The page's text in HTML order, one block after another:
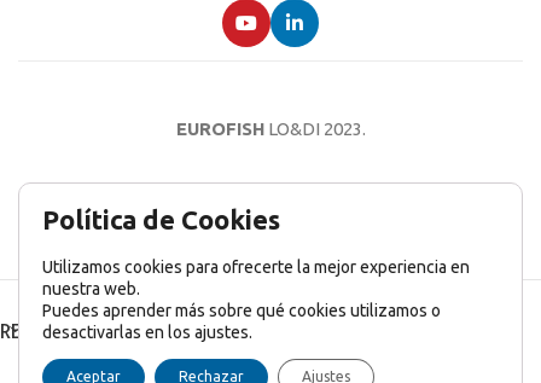
EUROFISHLO&DI 2023.
AVISO LEGAL POLÍTICA DE PRIVACIDAD
RECENT POSTS
Política de Cookies
Utilizamos cookies para ofrecerte la mejor experiencia en
nuestra web.
Puedes aprender más sobre qué cookies utilizamos o
desactivarlas en los ajustes.
Aceptar Rechazar Ajustes
English Inglés) Français(Francés